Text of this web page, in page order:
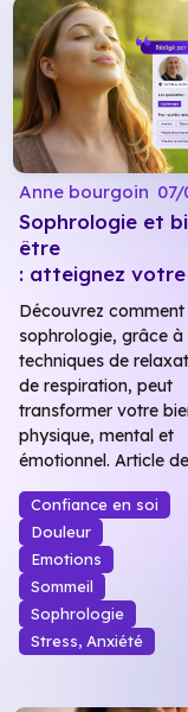
Anne bourgoin
Sophrologie et
être
: atteignez
Découvrez comment
sophrologie, grâce à
techniques de
de respiration, peut
transformer votre
physique, mental et
émotionnel. Article
Confiance en soi
Douleur
Emotions
Sommeil
Sophrologie
Stress, Anxiété